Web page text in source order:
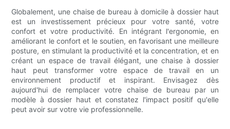
Globalement, une chaise de bureau à domicile à dossier haut
est un investissement précieux pour votre santé, votre
confort et votre productivité. En intégrant l'ergonomie, en
améliorant le confort et le soutien, en favorisant une meilleure
posture, en stimulant la productivité et la concentration, et en
créant un espace de travail élégant, une chaise à dossier
haut peut transformer votre espace de travail en un
environnement productif et inspirant. Envisagez dès
aujourd'hui de remplacer votre chaise de bureau par un
modèle à dossier haut et constatez l'impact positif qu'elle
peut avoir sur votre vie professionnelle.